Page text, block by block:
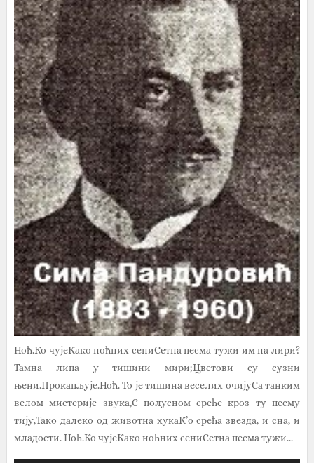
Ноћ.Ко чујеКако ноћних сениСетна песма тужи им на лири?
Тамна липа у тишини мири;Цветови су сузни
њени.Прокапљује.Ноћ. То је тишина веселих очијуСа танким
велом мистерије звука,С полусном среће кроз ту песму
тију,Тако далеко од животна хукаК’о срећа звезда, и сна, и
младости. Ноћ.Ко чујеКако ноћних сениСетна песма тужи...